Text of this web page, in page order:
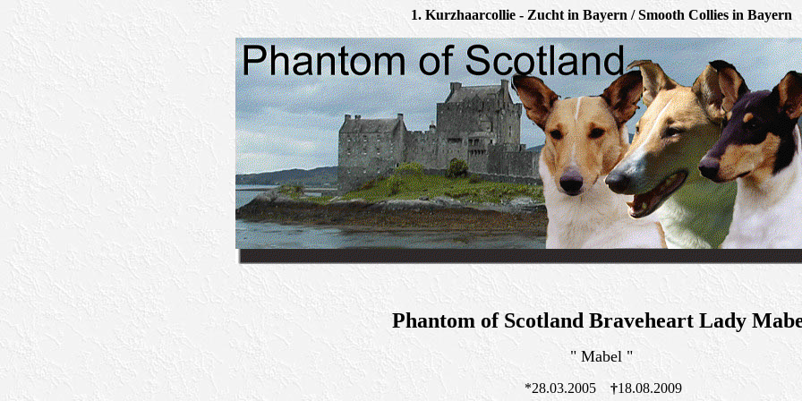
1. Kurzhaarcollie - Zucht in Bayern / Smooth Collies in Bayern
Phantom of Scotland Braveheart Lady
" Mabel "
*28.03.2005 †18.08.2009